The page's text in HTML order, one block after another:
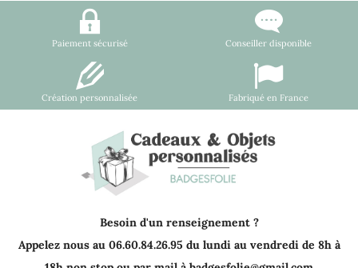
Paiement sécurisé Conseiller disponible
Création personnalisée Fabriqué en France
Besoin d'un renseignement ?
Appelez nous au 06.60.84.26.95 du lundi au vendredi de 8h à